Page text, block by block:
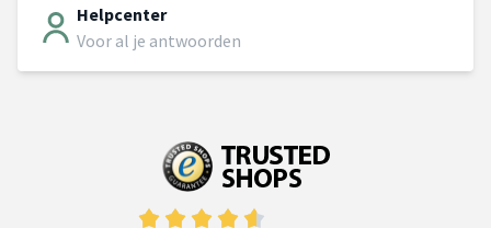
Helpcenter
Voor al je antwoorden